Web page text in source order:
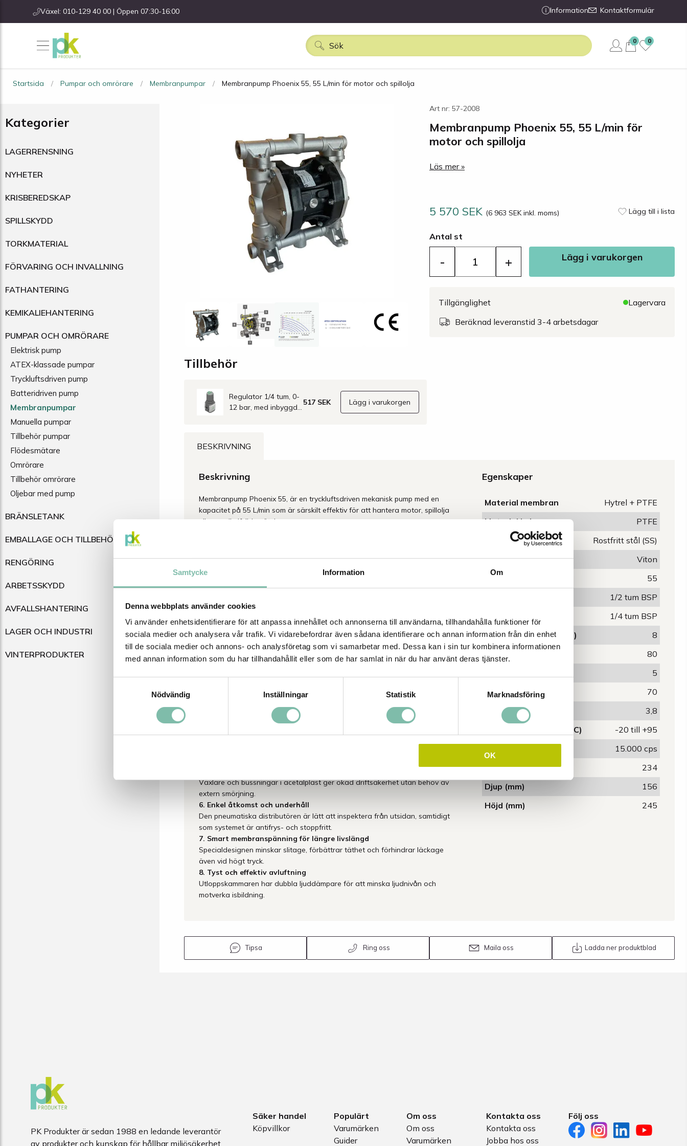
Samtycke Information Om
Denna webbplats använder cookies
Vi använder enhetsidentifierare för att anpassa innehållet och annonserna till användarna, tillhandahålla funktioner för
sociala medier och analysera vår trafik. Vi vidarebefordrar även sådana identifierare och annan information från din enhet
till de sociala medier och annons- och analysföretag som vi samarbetar med. Dessa kan i sin tur kombinera informationen
med annan information som du har tillhandahållit eller som de har samlat in när du har använt deras tjänster.
Nödvändig
Inställningar Statistik Marknadsföring
OK
Växel: 010-129 40 00 | Öppen 07:30-16:00 Information Kontaktformulär
0 0
Startsida Pumpar och omrörare Membranpumpar Membranpump Phoenix 55, 55 L/min för motor och spillolja
Kategorier
LAGERRENSNING
NYHETER
KRISBEREDSKAP
SPILLSKYDD
TORKMATERIAL
FÖRVARING OCH INVALLNING
FATHANTERING
KEMIKALIEHANTERING
PUMPAR OCH OMRÖRARE
Elektrisk pump
ATEX-klassade pumpar
Tryckluftsdriven pump
Batteridriven pump
Membranpumpar
Manuella pumpar
Tillbehör pumpar
Flödesmätare
Omrörare
Tillbehör omrörare
Oljebar med pump
BRÄNSLETANK
EMBALLAGE OCH TILLBEHÖR
RENGÖRING
ARBETSSKYDD
AVFALLSHANTERING
LAGER OCH INDUSTRI
VINTERPRODUKTER
Art nr: 57-2008
Membranpump Phoenix 55, 55 L/min för
motor och spillolja
Läs mer »
5 570 SEK (6 963 SEK inkl. moms) Lägg till i lista
Antal st
- + Lägg i varukorgen
Tillgänglighet
Lagervara
Beräknad leveranstid 3-4 arbetsdagar
Tillbehör
Regulator 1/4 tum, 0-
12 bar, med inbyggd
517 SEK Lägg i varukorgen
BESKRIVNING
Beskrivning
Membranpump Phoenix 55, är en tryckluftsdriven mekanisk pump med en
kapacitet på 55 L/min som är särskilt effektiv för att hantera motor, spillolja
eller partikelfyllda vätskor.
industriella applikationer. Med en rad tekniska innovationer erbjuder denna
pump optimal effektivitet, lång livslängd och utmärkt kemikalieresistens –
Membranpump Phoenix 55 nyckelfunktioner:
1. Lång livslängd och stabil prestanda
Robusta, slitstarka membran garanterar konsekvent funktion och minimerar
stilleståndstid.
förhindrar driftstopp och förbättrar effektiviteten.
Fästskruvar och tät konstruktion minskar risken för läckage och ökar
4. Hög kemikalieresistens
Växlare och bussningar i acetalplast ger ökad driftsäkerhet utan behov av
extern smörjning.
6. Enkel åtkomst och underhåll
Den pneumatiska distributören är lätt att inspektera från utsidan, samtidigt
som systemet är antifrys- och stoppfritt.
7. Smart membranspänning för längre livslängd
Specialdesignen minskar slitage, förbättrar täthet och förhindrar läckage
även vid högt tryck.
8. Tyst och effektiv avluftning
Utloppskammaren har dubbla ljuddämpare för att minska ljudnivån och
motverka isbildning.
Egenskaper
Material membran
Hytrel + PTFE
Material kulor
PTFE
Material säten
Rostfritt stål (SS)
Material packning
Viton
Kapacitet (L/min)
55
1/2 tum BSP
1/4 tum BSP
Arbetstryck, max (bar)
8
Pumplängd, max (m)
80
5
Ljudnivå (dB)
70
Vikt (kg)
3,8
Temperaturområde (°C)
-20 till +95
15.000 cps
Bredd (mm)
234
Djup (mm)
156
Höjd (mm)
245
Tipsa Ring oss Maila oss Ladda ner produktblad
PK Produkter är sedan 1988 en ledande leverantör
av produkter och kunskap för hållbar miljösäkerhet.
Säker handel
Köpvillkor
Populärt
Varumärken
Guider
Om oss
Om oss
Varumärken
Kontakta oss
Kontakta oss
Jobba hos oss
Följ oss